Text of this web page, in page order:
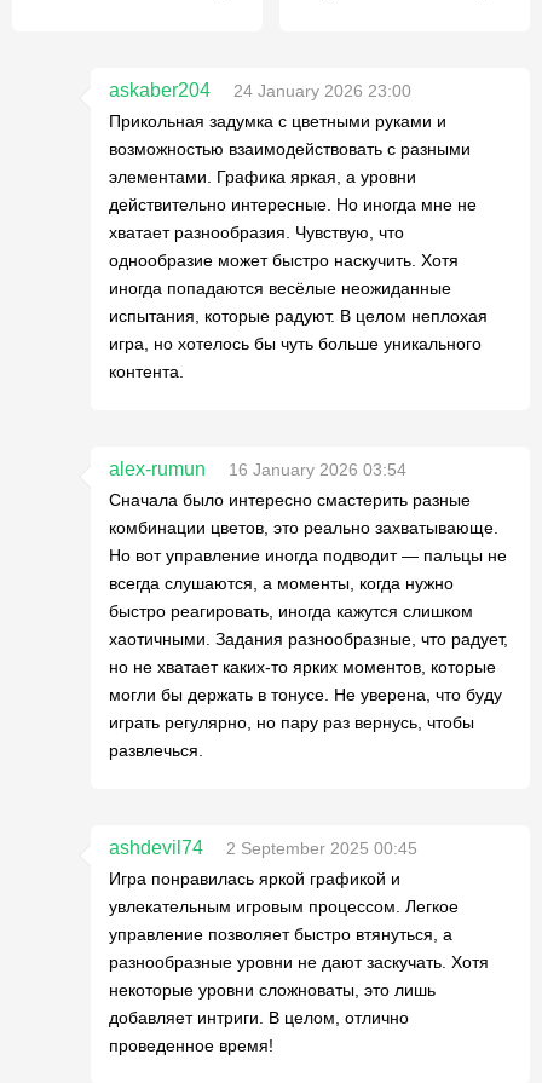
askaber204
24 January 2026 23:00
Прикольная задумка с цветными руками и
возможностью взаимодействовать с разными
элементами. Графика яркая, а уровни
действительно интересные. Но иногда мне не
хватает разнообразия. Чувствую, что
однообразие может быстро наскучить. Хотя
иногда попадаются весёлые неожиданные
испытания, которые радуют. В целом неплохая
игра, но хотелось бы чуть больше уникального
контента.
alex-rumun
16 January 2026 03:54
Сначала было интересно смастерить разные
комбинации цветов, это реально захватывающе.
Но вот управление иногда подводит — пальцы не
всегда слушаются, а моменты, когда нужно
быстро реагировать, иногда кажутся слишком
хаотичными. Задания разнообразные, что радует,
но не хватает каких-то ярких моментов, которые
могли бы держать в тонусе. Не уверена, что буду
играть регулярно, но пару раз вернусь, чтобы
развлечься.
ashdevil74
2 September 2025 00:45
Игра понравилась яркой графикой и
увлекательным игровым процессом. Легкое
управление позволяет быстро втянуться, а
разнообразные уровни не дают заскучать. Хотя
некоторые уровни сложноваты, это лишь
добавляет интриги. В целом, отлично
проведенное время!